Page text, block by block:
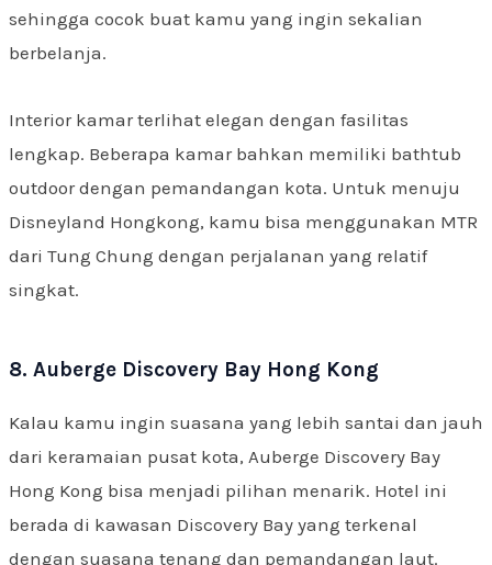
sehingga cocok buat kamu yang ingin sekalian
berbelanja.
Interior kamar terlihat elegan dengan fasilitas
lengkap. Beberapa kamar bahkan memiliki bathtub
outdoor dengan pemandangan kota. Untuk menuju
Disneyland Hongkong, kamu bisa menggunakan MTR
dari Tung Chung dengan perjalanan yang relatif
singkat.
8. Auberge Discovery Bay Hong Kong
Kalau kamu ingin suasana yang lebih santai dan jauh
dari keramaian pusat kota, Auberge Discovery Bay
Hong Kong bisa menjadi pilihan menarik. Hotel ini
berada di kawasan Discovery Bay yang terkenal
dengan suasana tenang dan pemandangan laut.